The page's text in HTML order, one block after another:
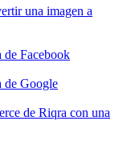
una imagen a
de Facebook
de Google
de Riqra con una